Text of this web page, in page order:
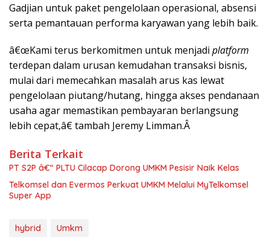
Gadjian untuk paket pengelolaan operasional, absensi
serta pemantauan performa karyawan yang lebih baik.
â€œKami terus berkomitmen untuk menjadi platform
terdepan dalam urusan kemudahan transaksi bisnis,
mulai dari memecahkan masalah arus kas lewat
pengelolaan piutang/hutang, hingga akses pendanaan
usaha agar memastikan pembayaran berlangsung
lebih cepat,â€ tambah Jeremy Limman.Â
Berita Terkait
PT S2P â€“ PLTU Cilacap Dorong UMKM Pesisir Naik Kelas
Telkomsel dan Evermos Perkuat UMKM Melalui MyTelkomsel
Super App
hybrid Umkm